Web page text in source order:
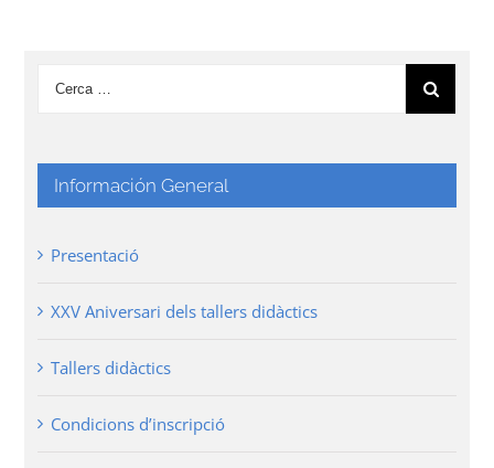
Información General
Presentació
XXV Aniversari dels tallers didàctics
Tallers didàctics
Condicions d’inscripció